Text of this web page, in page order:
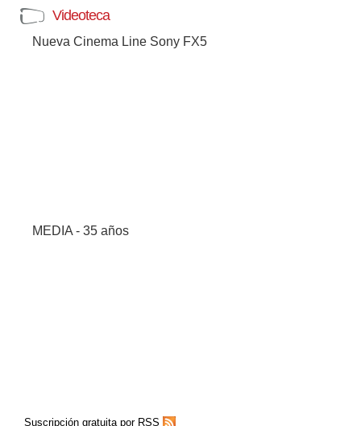
Videoteca
Nueva Cinema Line Sony FX5
MEDIA - 35 años
Suscripción gratuita por RSS